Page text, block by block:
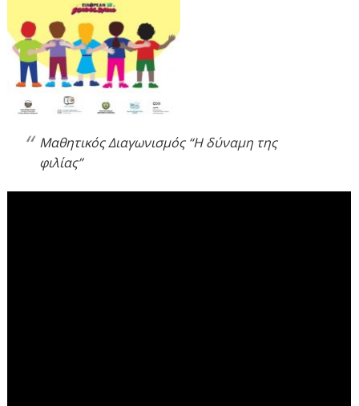
Μαθητικός Διαγωνισμός “Η δύναμη της
φιλίας”